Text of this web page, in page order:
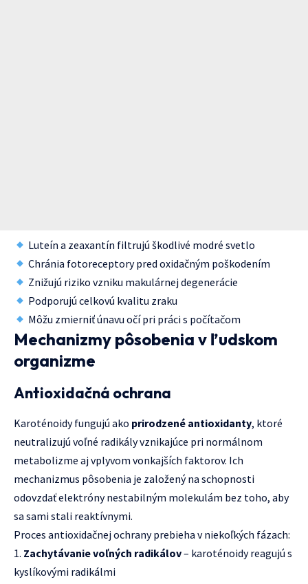
Luteín a zeaxantín filtrujú škodlivé modré svetlo
Chránia fotoreceptory pred oxidačným poškodením
Znižujú riziko vzniku makulárnej degenerácie
Podporujú celkovú kvalitu zraku
Môžu zmierniť únavu očí pri práci s počítačom
Mechanizmy pôsobenia v ľudskom
organizme
Antioxidačná ochrana
Karoténoidy fungujú ako prirodzené antioxidanty, ktoré
neutralizujú voľné radikály vznikajúce pri normálnom
metabolizme aj vplyvom vonkajších faktorov. Ich
mechanizmus pôsobenia je založený na schopnosti
odovzdať elektróny nestabilným molekulám bez toho, aby
sa sami stali reaktívnymi.
Proces antioxidačnej ochrany prebieha v niekoľkých fázach:
Zachytávanie voľných radikálov– karoténoidy reagujú s
kyslíkovými radikálmi